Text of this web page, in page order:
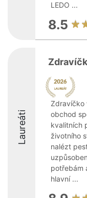
LEDO ...
8.5
Laureáti
Zdravíčko
obchod
kvalitních
životního
nalézt
potřebám
hlavní ...